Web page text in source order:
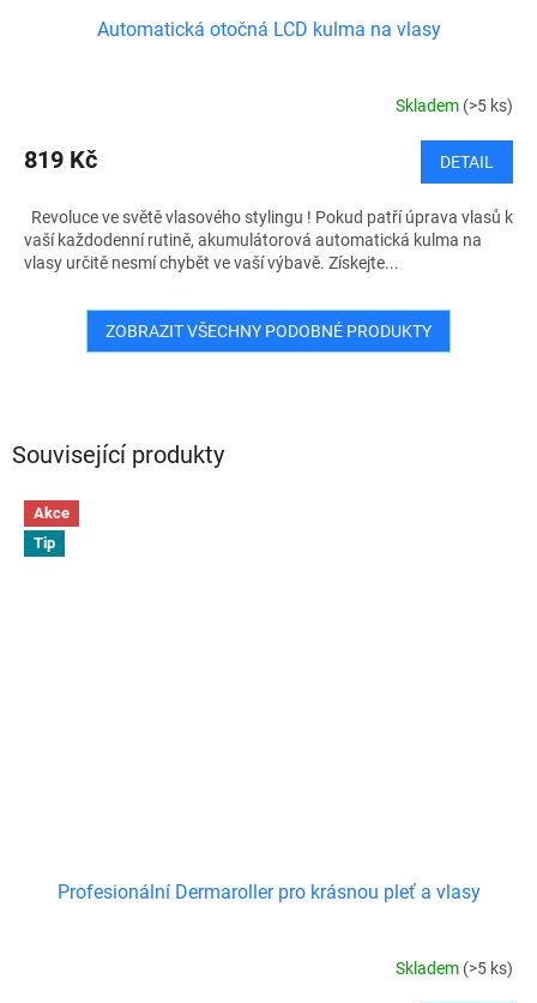
Související produkty
Akce
Tip
Profesionální Dermaroller pro krásnou pleť a vlasy
Skladem (>5 ks)
Automatická otočná LCD kulma na vlasy
Skladem (>5 ks)
819 Kč DETAIL
Revoluce ve světě vlasového stylingu ! Pokud patří úprava vlasů k
vaší každodenní rutině, akumulátorová automatická kulma na
vlasy určitě nesmí chybět ve vaší výbavě. Získejte...
ZOBRAZIT VŠECHNY PODOBNÉ PRODUKTY